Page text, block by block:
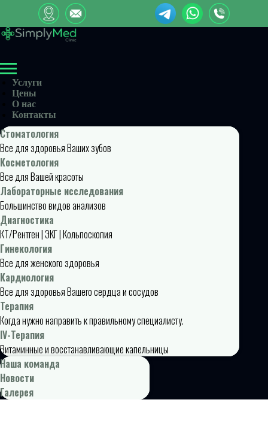
Услуги
Цены
О нас
Контакты
Стоматология
Все для здоровья Ваших зубов
Косметология
Все для Вашей красоты
Лабораторные исследования
Большинство видов анализов
Диагностика
КТ/Рентген | ЭКГ | Кольпоскопия
Гинекология
Все для женского здоровья
Кардиология
Все для здоровья Вашего сердца и сосудов
Терапия
Когда нужно направить к правильному специалисту.
IV-Терапия
Витаминные и восстанавливающие капельницы
Наша команда
Новости
Галерея